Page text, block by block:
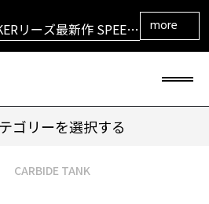
発売！
リーズ最新作 SPEED
発売！
more
ゴリーを選択する
CARBIDE TANK